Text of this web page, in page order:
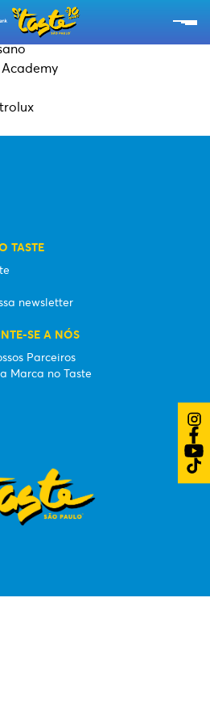
ESG
SEBRAE
NEWSLETTER
TASTE
newsletter
SE A NÓS
Parceiros
Marca no Taste